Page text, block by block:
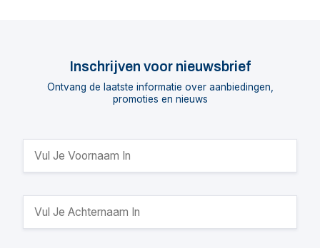
Inschrijven voor nieuwsbrief
Ontvang de laatste informatie over aanbiedingen,
promoties en nieuws